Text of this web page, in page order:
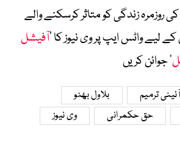
روزمرہ زندگی کو متاثر کرسکنے والے
لیے واٹس ایپ پر وی نیوز کا ’آفیشل
‘ جوائن کریں
آئینی ترمیم
بلاول بھٹو
حق حکمرانی وی نیوز